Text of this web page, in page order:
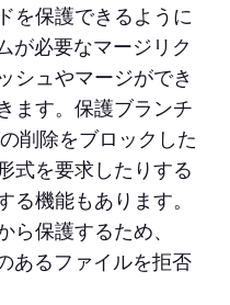
を保護できるように
が必要なマージリク
シュやマージができ
ます。保護ブランチ
削除をブロックした
式を要求したりする
る機能もあります。
ら保護するため、
あるファイルを拒否